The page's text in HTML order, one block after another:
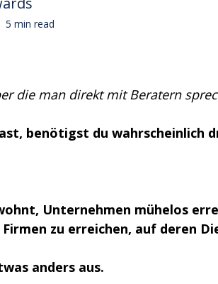
5 min read
die man direkt mit Beratern
benötigst du
Unternehmen mühelos
zu erreichen, auf deren
anders aus.